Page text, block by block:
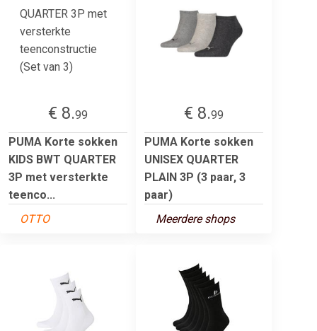
€ 8.99
PUMA Korte sokken
KIDS BWT QUARTER
3P met versterkte
teenco...
OTTO
€ 8.99
PUMA Korte sokken
UNISEX QUARTER
PLAIN 3P (3 paar, 3
paar)
Meerdere shops